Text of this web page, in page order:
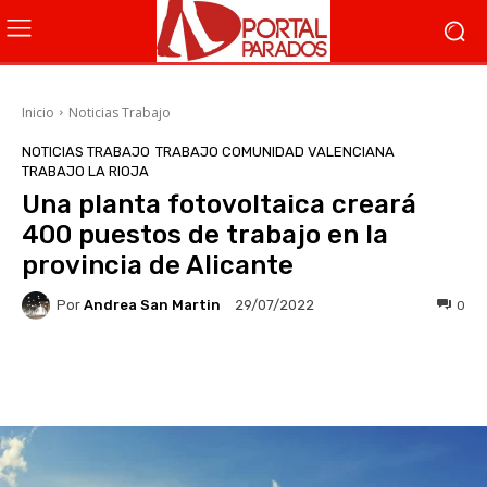
Inicio Noticias Trabajo
NOTICIAS TRABAJO TRABAJO COMUNIDAD VALENCIANA
TRABAJO LA RIOJA
Una planta fotovoltaica creará
400 puestos de trabajo en la
provincia de Alicante
Por Andrea San Martin 29/07/2022 0